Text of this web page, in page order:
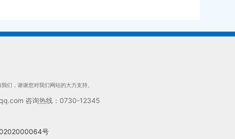
们，谢谢您对我们网站的大力支持。
咨询热线：0730-12345
号